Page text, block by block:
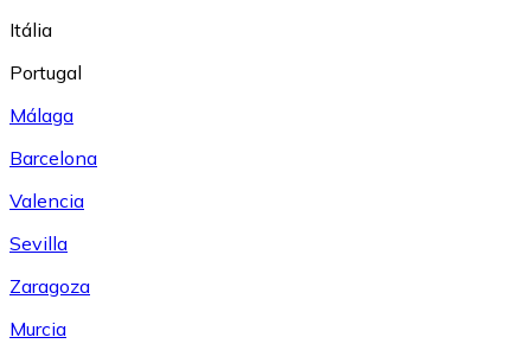
Itália
Portugal
Málaga
Barcelona
Valencia
Sevilla
Zaragoza
Murcia